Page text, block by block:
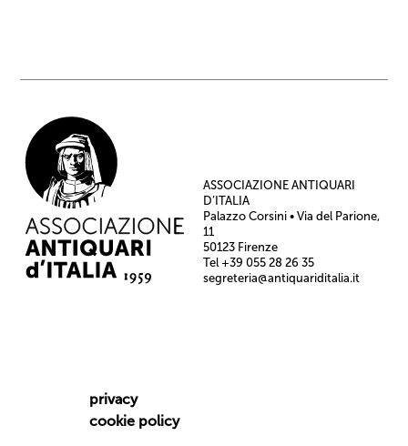
ASSOCIAZIONE ANTIQUARI
D’ITALIA
Palazzo Corsini • Via del Parione,
11
50123 Firenze
Tel +39 055 28 26 35
segreteria@antiquariditalia.it
privacy
cookie policy